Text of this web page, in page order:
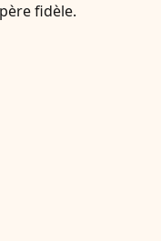
fidèle.